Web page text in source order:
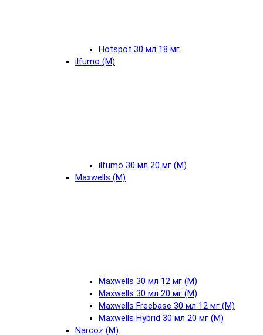
Hotspot 30 мл 18 мг
ilfumo (М)
ilfumo 30 мл 20 мг (М)
Maxwells (М)
Maxwells 30 мл 12 мг (М)
Maxwells 30 мл 20 мг (М)
Maxwells Freebase 30 мл 12 мг (М)
Maxwells Hybrid 30 мл 20 мг (М)
Narcoz (М)